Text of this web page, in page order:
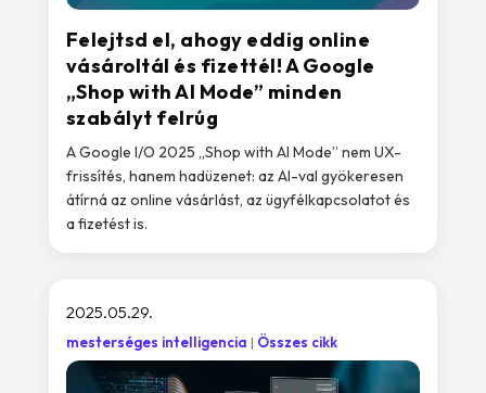
Felejtsd el, ahogy eddig online
vásároltál és fizettél! A Google
„Shop with AI Mode” minden
szabályt felrúg
A Google I/O 2025 „Shop with AI Mode” nem UX-
frissítés, hanem hadüzenet: az AI-val gyökeresen
átírná az online vásárlást, az ügyfélkapcsolatot és
a fizetést is.
2025.05.29.
mesterséges intelligencia Összes cikk